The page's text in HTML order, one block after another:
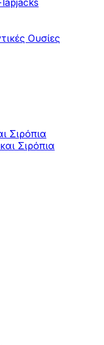
Ουσίες
Σιρόπια
Σιρόπια